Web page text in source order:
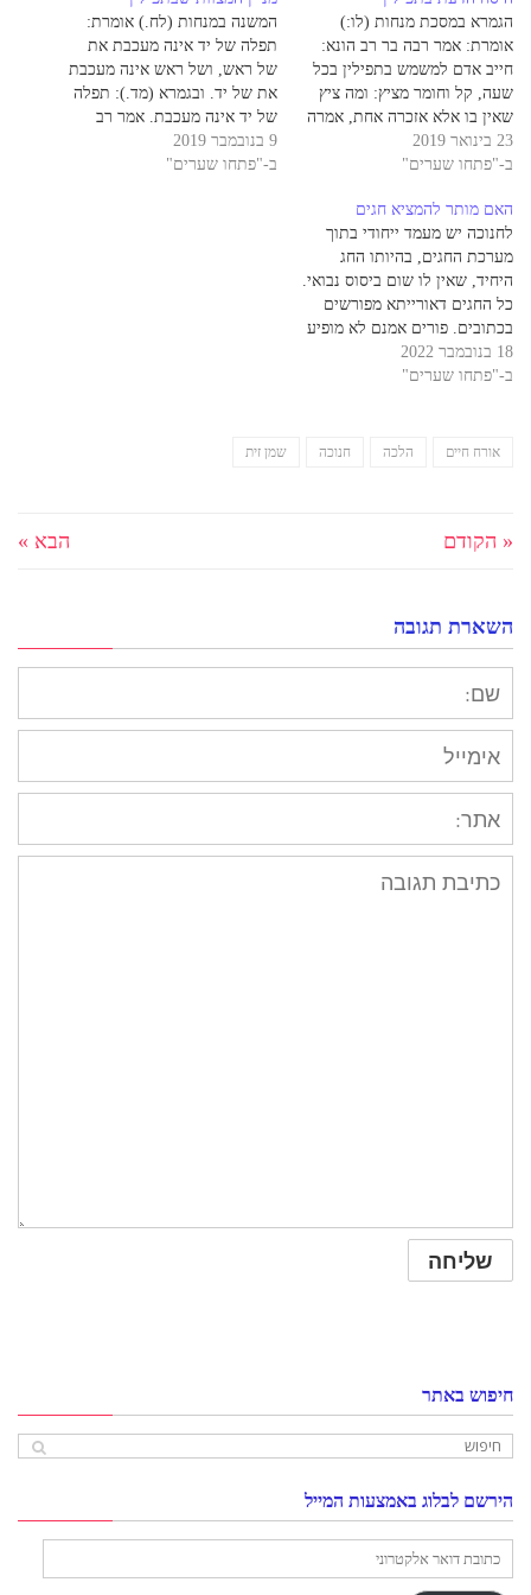
הגמרא במסכת מנחות (לו:)
אומרת: אמר רבה בר רב הונא:
חייב אדם למשמש בתפילין בכל
שעה, קל וחומר מציץ: ומה ציץ
שאין בו אלא אזכרה אחת, אמרה
תורה: והיה על מצחו תמיד -
שלא תסיח דעתו ממנו, תפילין
כמה וכמה. וכך כתב הרמב"ם
(תפילין,…
23 בינואר 2019
ב-"פתחו שערים"
המשנה במנחות (לח.) אומרת:
תפלה של יד אינה מעכבת את
של ראש, ושל ראש אינה מעכבת
את של יד. ובגמרא (מד.): תפלה
של יד אינה מעכבת. אמר רב
חסדא: לא שנו אלא שיש לו, אבל
אין לו - מעכבת. אמרו לו: אמרת?
9 בנובמבר 2019
ב-"פתחו שערים"
האם מותר להמציא חגים
לחנוכה יש מעמד ייחודי בתוך
מערכת החגים, בהיותו החג
היחיד, שאין לו שום ביסוס נבואי.
כל החגים דאורייתא מפורשים
בכתובים. פורים אמנם לא מופיע
בתורה, אבל מאחר ו"אסתר ברוח
הקודש נאמרה" הרי שיש איזשהו
חכמים. חידוש פורים החידוש
18 בנובמבר 2022
ב-"פתחו שערים"
אורח חיים הלכה חנוכה שמן זית
« הקודם הבא »
השארת תגובה
חיפוש באתר
הירשם לבלוג באמצעות המייל